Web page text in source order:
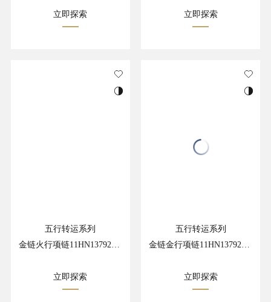
立即探索 立即探索
五行转运系列
立即探索
五行转运系列
立即探索